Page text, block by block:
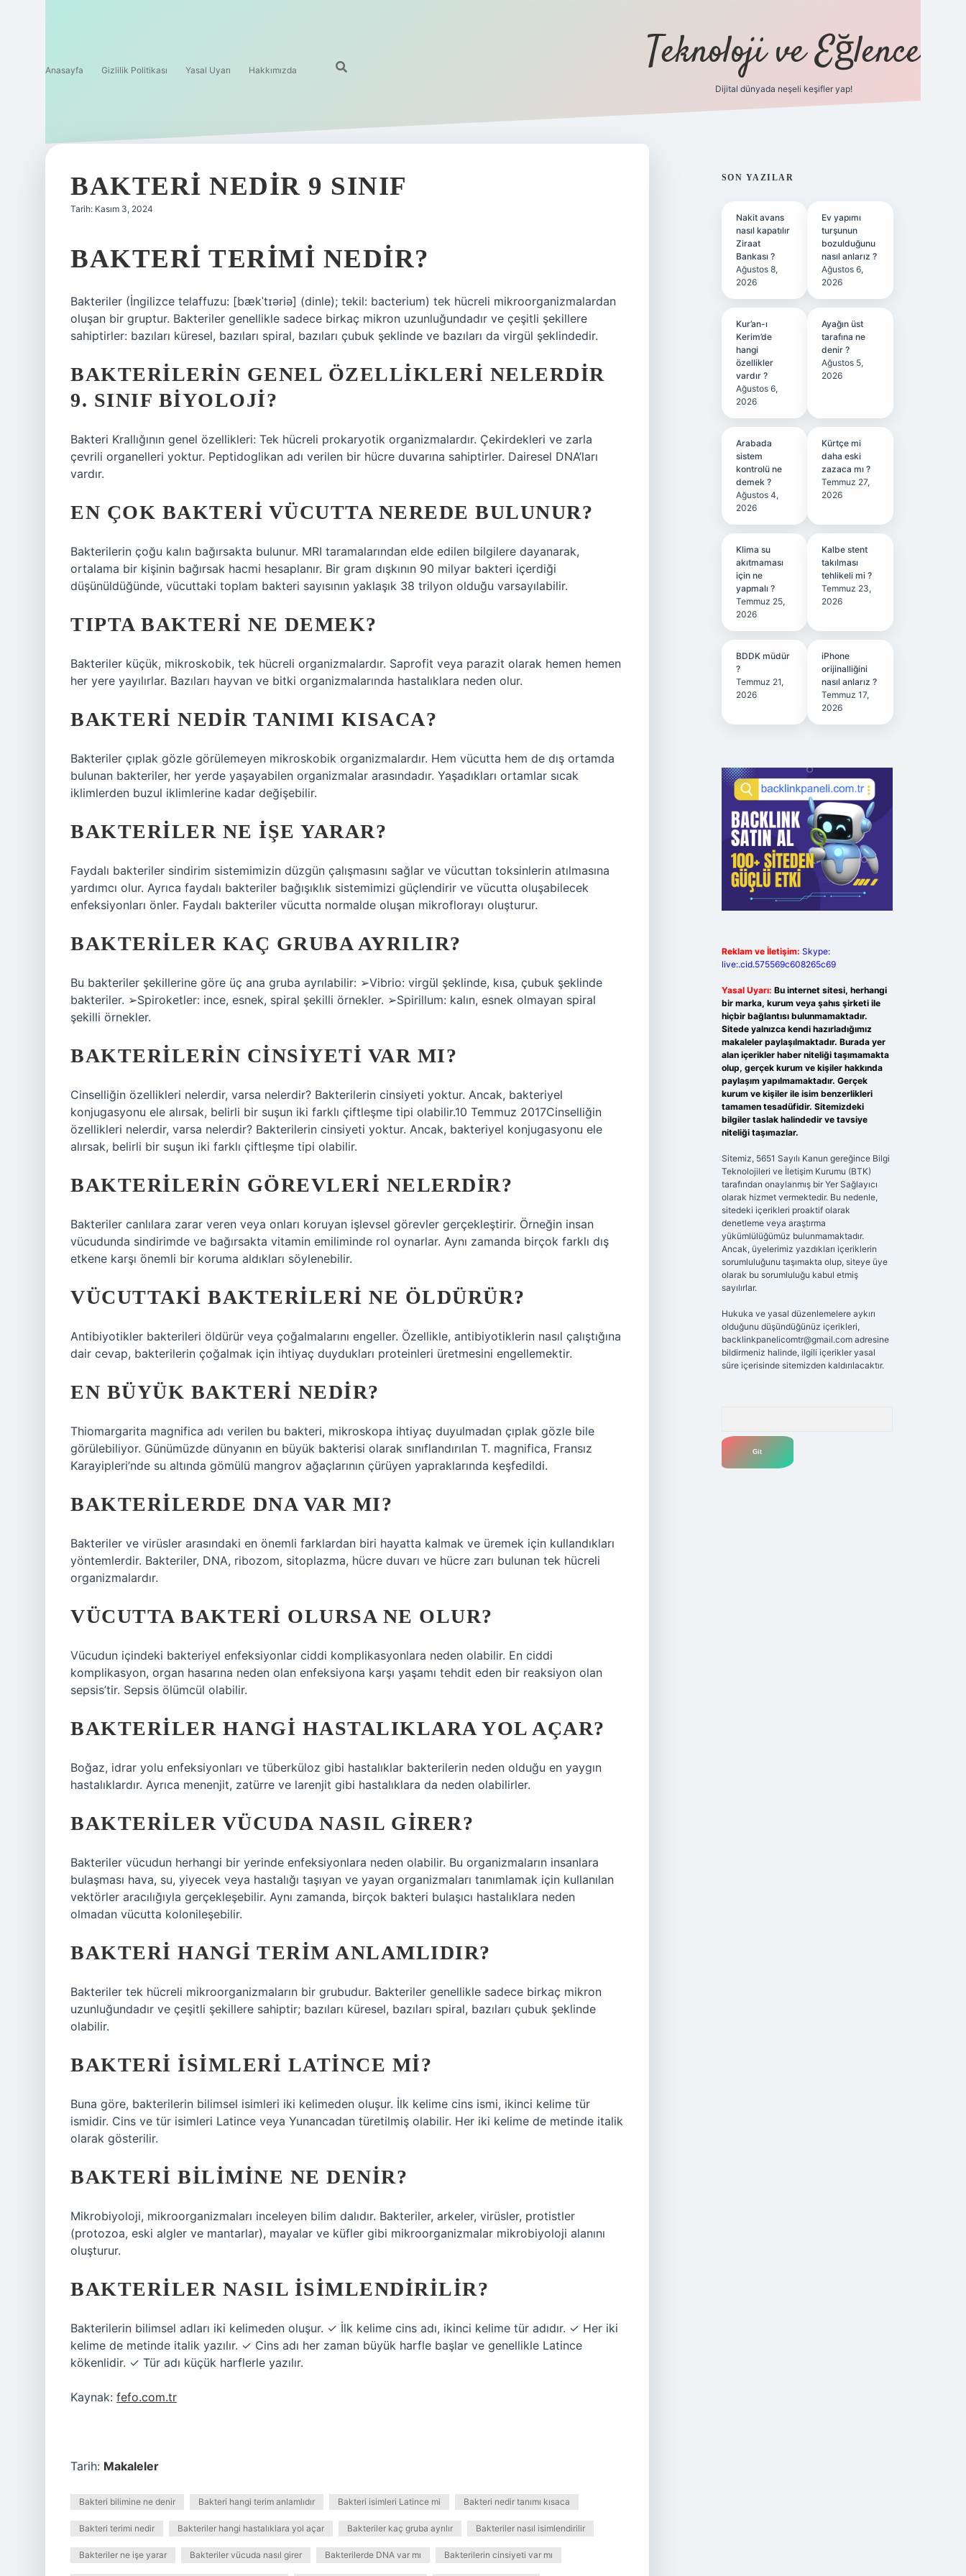
Anasayfa Gizlilik Politikası Yasal Uyarı Hakkımızda Teknoloji ve Eğlence
Dijital dünyada neşeli keşifler yap!
BAKTERI NEDIR 9 SINIF
Tarih: Kasım 3, 2024
BAKTERI TERIMI NEDIR?
Bakteriler (İngilizce telaffuzu: [bækˈtɪəriə] (dinle); tekil: bacterium) tek hücreli mikroorganizmalardan
oluşan bir gruptur. Bakteriler genellikle sadece birkaç mikron uzunluğundadır ve çeşitli şekillere
sahiptirler: bazıları küresel, bazıları spiral, bazıları çubuk şeklinde ve bazıları da virgül şeklindedir.
BAKTERILERIN GENEL ÖZELLIKLERI NELERDIR
9. SINIF BIYOLOJI?
Bakteri Krallığının genel özellikleri: Tek hücreli prokaryotik organizmalardır. Çekirdekleri ve zarla
çevrili organelleri yoktur. Peptidoglikan adı verilen bir hücre duvarına sahiptirler. Dairesel DNA’ları
vardır.
EN ÇOK BAKTERI VÜCUTTA NEREDE BULUNUR?
Bakterilerin çoğu kalın bağırsakta bulunur. MRI taramalarından elde edilen bilgilere dayanarak,
ortalama bir kişinin bağırsak hacmi hesaplanır. Bir gram dışkının 90 milyar bakteri içerdiği
düşünüldüğünde, vücuttaki toplam bakteri sayısının yaklaşık 38 trilyon olduğu varsayılabilir.
TIPTA BAKTERI NE DEMEK?
Bakteriler küçük, mikroskobik, tek hücreli organizmalardır. Saprofit veya parazit olarak hemen hemen
her yere yayılırlar. Bazıları hayvan ve bitki organizmalarında hastalıklara neden olur.
BAKTERI NEDIR TANIMI KISACA?
Bakteriler çıplak gözle görülemeyen mikroskobik organizmalardır. Hem vücutta hem de dış ortamda
bulunan bakteriler, her yerde yaşayabilen organizmalar arasındadır. Yaşadıkları ortamlar sıcak
iklimlerden buzul iklimlerine kadar değişebilir.
BAKTERILER NE IŞE YARAR?
Faydalı bakteriler sindirim sistemimizin düzgün çalışmasını sağlar ve vücuttan toksinlerin atılmasına
yardımcı olur. Ayrıca faydalı bakteriler bağışıklık sistemimizi güçlendirir ve vücutta oluşabilecek
enfeksiyonları önler. Faydalı bakteriler vücutta normalde oluşan mikroflorayı oluşturur.
BAKTERILER KAÇ GRUBA AYRILIR?
Bu bakteriler şekillerine göre üç ana gruba ayrılabilir: ➢Vibrio: virgül şeklinde, kısa, çubuk şeklinde
bakteriler. ➢Spiroketler: ince, esnek, spiral şekilli örnekler. ➢Spirillum: kalın, esnek olmayan spiral
şekilli örnekler.
BAKTERILERIN CINSIYETI VAR MI?
Cinselliğin özellikleri nelerdir, varsa nelerdir? Bakterilerin cinsiyeti yoktur. Ancak, bakteriyel
konjugasyonu ele alırsak, belirli bir suşun iki farklı çiftleşme tipi olabilir.10 Temmuz 2017Cinselliğin
özellikleri nelerdir, varsa nelerdir? Bakterilerin cinsiyeti yoktur. Ancak, bakteriyel konjugasyonu ele
alırsak, belirli bir suşun iki farklı çiftleşme tipi olabilir.
BAKTERILERIN GÖREVLERI NELERDIR?
Bakteriler canlılara zarar veren veya onları koruyan işlevsel görevler gerçekleştirir. Örneğin insan
vücudunda sindirimde ve bağırsakta vitamin emiliminde rol oynarlar. Aynı zamanda birçok farklı dış
etkene karşı önemli bir koruma aldıkları söylenebilir.
VÜCUTTAKI BAKTERILERI NE ÖLDÜRÜR?
Antibiyotikler bakterileri öldürür veya çoğalmalarını engeller. Özellikle, antibiyotiklerin nasıl çalıştığına
dair cevap, bakterilerin çoğalmak için ihtiyaç duydukları proteinleri üretmesini engellemektir.
EN BÜYÜK BAKTERI NEDIR?
Thiomargarita magnifica adı verilen bu bakteri, mikroskopa ihtiyaç duyulmadan çıplak gözle bile
görülebiliyor. Günümüzde dünyanın en büyük bakterisi olarak sınıflandırılan T. magnifica, Fransız
Karayipleri’nde su altında gömülü mangrov ağaçlarının çürüyen yapraklarında keşfedildi.
BAKTERILERDE DNA VAR MI?
Bakteriler ve virüsler arasındaki en önemli farklardan biri hayatta kalmak ve üremek için kullandıkları
yöntemlerdir. Bakteriler, DNA, ribozom, sitoplazma, hücre duvarı ve hücre zarı bulunan tek hücreli
organizmalardır.
VÜCUTTA BAKTERI OLURSA NE OLUR?
Vücudun içindeki bakteriyel enfeksiyonlar ciddi komplikasyonlara neden olabilir. En ciddi
komplikasyon, organ hasarına neden olan enfeksiyona karşı yaşamı tehdit eden bir reaksiyon olan
sepsis’tir. Sepsis ölümcül olabilir.
BAKTERILER HANGI HASTALIKLARA YOL AÇAR?
Boğaz, idrar yolu enfeksiyonları ve tüberküloz gibi hastalıklar bakterilerin neden olduğu en yaygın
hastalıklardır. Ayrıca menenjit, zatürre ve larenjit gibi hastalıklara da neden olabilirler.
BAKTERILER VÜCUDA NASIL GIRER?
Bakteriler vücudun herhangi bir yerinde enfeksiyonlara neden olabilir. Bu organizmaların insanlara
bulaşması hava, su, yiyecek veya hastalığı taşıyan ve yayan organizmaları tanımlamak için kullanılan
vektörler aracılığıyla gerçekleşebilir. Aynı zamanda, birçok bakteri bulaşıcı hastalıklara neden
olmadan vücutta kolonileşebilir.
BAKTERI HANGI TERIM ANLAMLIDIR?
Bakteriler tek hücreli mikroorganizmaların bir grubudur. Bakteriler genellikle sadece birkaç mikron
uzunluğundadır ve çeşitli şekillere sahiptir; bazıları küresel, bazıları spiral, bazıları çubuk şeklinde
olabilir.
BAKTERI ISIMLERI LATINCE MI?
Buna göre, bakterilerin bilimsel isimleri iki kelimeden oluşur. İlk kelime cins ismi, ikinci kelime tür
ismidir. Cins ve tür isimleri Latince veya Yunancadan türetilmiş olabilir. Her iki kelime de metinde italik
olarak gösterilir.
BAKTERI BILIMINE NE DENIR?
Mikrobiyoloji, mikroorganizmaları inceleyen bilim dalıdır. Bakteriler, arkeler, virüsler, protistler
(protozoa, eski algler ve mantarlar), mayalar ve küfler gibi mikroorganizmalar mikrobiyoloji alanını
oluşturur.
BAKTERILER NASIL ISIMLENDIRILIR?
Bakterilerin bilimsel adları iki kelimeden oluşur. ✓ İlk kelime cins adı, ikinci kelime tür adıdır. ✓ Her iki
kelime de metinde italik yazılır. ✓ Cins adı her zaman büyük harfle başlar ve genellikle Latince
kökenlidir. ✓ Tür adı küçük harflerle yazılır.
Kaynak: fefo.com.tr
Tarih: Makaleler
Bakteri bilimine ne denir Bakteri hangi terim anlamlıdır Bakteri isimleri Latince mi Bakteri nedir tanımı kısaca
Bakteri terimi nedir Bakteriler hangi hastalıklara yol açar Bakteriler kaç gruba ayrılır Bakteriler nasıl isimlendirilir
Bakteriler ne işe yarar Bakteriler vücuda nasıl girer Bakterilerde DNA var mı Bakterilerin cinsiyeti var mı
SIDEBAR
SON YAZILAR
Nakit avans
nasıl kapatılır
Ziraat
Bankası ?
Ağustos 8,
2026
Ev yapımı
turşunun
bozulduğunu
nasıl anlarız ?
Ağustos 6,
2026
Kur’an-ı
Kerim’de
hangi
özellikler
vardır ?
Ağustos 6,
2026
Ayağın üst
tarafına ne
denir ?
Ağustos 5,
2026
Arabada
sistem
kontrolü ne
demek ?
Ağustos 4,
2026
Kürtçe mi
daha eski
zazaca mı ?
Temmuz 27,
2026
Klima su
akıtmaması
için ne
yapmalı ?
Temmuz 25,
2026
Kalbe stent
takılması
tehlikeli mi ?
Temmuz 23,
2026
BDDK müdür
?
Temmuz 21,
2026
iPhone
orijinalliğini
nasıl anlarız ?
Temmuz 17,
2026
Reklam ve İletişim: Skype:
live:.cid.575569c608265c69
Yasal Uyarı: Bu internet sitesi, herhangi
bir marka, kurum veya şahıs şirketi ile
hiçbir bağlantısı bulunmamaktadır.
Sitede yalnızca kendi hazırladığımız
makaleler paylaşılmaktadır. Burada yer
alan içerikler haber niteliği taşımamakta
olup, gerçek kurum ve kişiler hakkında
paylaşım yapılmamaktadır. Gerçek
kurum ve kişiler ile isim benzerlikleri
tamamen tesadüfidir. Sitemizdeki
bilgiler taslak halindedir ve tavsiye
niteliği taşımazlar.
Sitemiz, 5651 Sayılı Kanun gereğince Bilgi
Teknolojileri ve İletişim Kurumu (BTK)
tarafından onaylanmış bir Yer Sağlayıcı
olarak hizmet vermektedir. Bu nedenle,
sitedeki içerikleri proaktif olarak
denetleme veya araştırma
yükümlülüğümüz bulunmamaktadır.
Ancak, üyelerimiz yazdıkları içeriklerin
sorumluluğunu taşımakta olup, siteye üye
olarak bu sorumluluğu kabul etmiş
sayılırlar.
Hukuka ve yasal düzenlemelere aykırı
olduğunu düşündüğünüz içerikleri,
backlinkpanelicomtr@gmail.comadresine
bildirmeniz halinde, ilgili içerikler yasal
süre içerisinde sitemizden kaldırılacaktır.